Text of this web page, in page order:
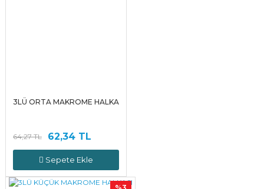
3LÜ ORTA MAKROME HALKA
64,27 TL 62,34 TL
Sepete Ekle